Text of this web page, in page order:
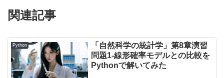
関連記事
Python
「自然科学の統計学」第8章演習
問題1-線形確率モデルとの比較を
Pythonで解いてみた